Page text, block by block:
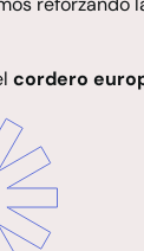
cordero